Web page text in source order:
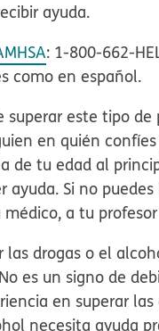
ayuda.
: 1-800-662-
como en español.
este tipo
en quién
de tu edad al
Si no
a tu
drogas o el
es un signo de
en superar
necesita ayuda